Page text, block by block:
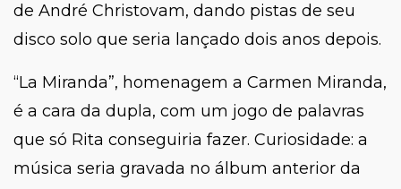
de André Christovam, dando pistas de seu
disco solo que seria lançado dois anos depois.
“La Miranda”, homenagem a Carmen Miranda,
é a cara da dupla, com um jogo de palavras
que só Rita conseguiria fazer. Curiosidade: a
música seria gravada no álbum anterior da